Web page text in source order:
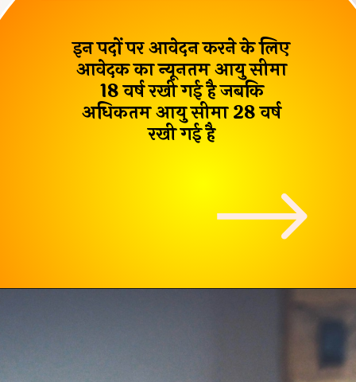
इन पदों पर आवेदन करने के लिए
आवेदक का न्यूनतम आयु सीमा
18 वर्षरखी गई है जबकि
अधिकतम आयु सीमा28 वर्ष
रखी गई है